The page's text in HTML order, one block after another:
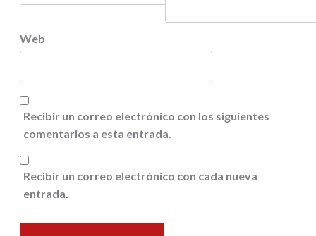
Web
Recibir un correo electrónico con los siguientes
comentarios a esta entrada.
Recibir un correo electrónico con cada nueva
entrada.